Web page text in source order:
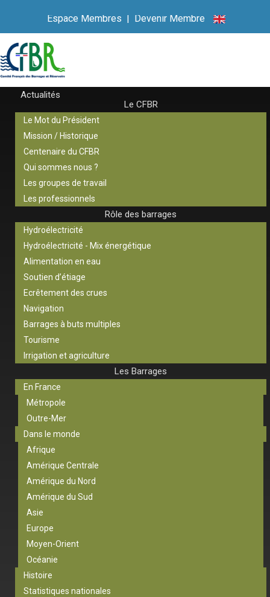
Espace Membres | Devenir Membre
Actualités
Le CFBR
Le Mot du Président
Mission / Historique
Centenaire du CFBR
Qui sommes nous ?
Les groupes de travail
Les professionnels
Rôle des barrages
Hydroélectricité
Hydroélectricité - Mix énergétique
Alimentation en eau
Soutien d’étiage
Ecrêtement des crues
Navigation
Barrages à buts multiples
Tourisme
Irrigation et agriculture
Les Barrages
En France
Métropole
Outre-Mer
Dans le monde
Afrique
Amérique Centrale
Amérique du Nord
Amérique du Sud
Asie
Europe
Moyen-Orient
Océanie
Histoire
Statistiques nationales